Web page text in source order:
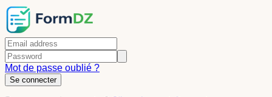
Mot de passe oublié ?
Se connecter